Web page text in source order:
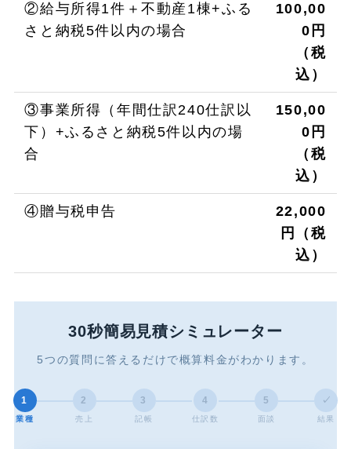
②給与所得1件＋不動産1棟+ふる
さと納税5件以内の場合
100,00
0円
（税
込）
③事業所得（年間仕訳240仕訳以
下）+ふるさと納税5件以内の場
合
150,00
0円
（税
込）
④贈与税申告
22,000
円（税
込）
30秒簡易見積シミュレーター
5つの質問に答えるだけで概算料金がわかります。
1
業種
2
売上
3
記帳
4
仕訳数
5
面談
✓
結果